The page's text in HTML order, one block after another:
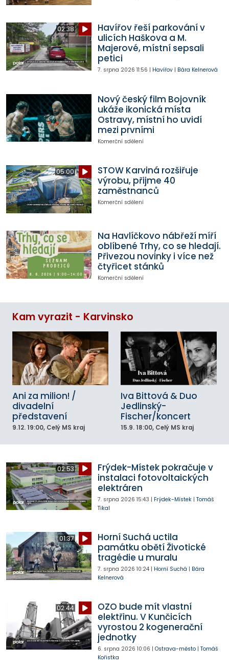
02:38
Havířov řeší parkování v
ulicích Haškova a M.
Majerové, místní sepsali
petici
7. srpna 2026 11:56 | Havířov| Bára Kelnerová
Nový český film Bojovník
ukáže ikonická místa
Ostravy, místní ho uvidí
mezi prvními
Komerční sdělení
05:00
STOW Karviná rozšiřuje
výrobu, přijme 40
zaměstnanců
Komerční sdělení
Na Havlíčkovo nábřeží míří
oblíbené Trhy, co se hledají.
Přivezou novinky i více než
čtyřicet stánků
Komerční sdělení
Kam vyrazit - Karvinsko
Ani za milion! /
divadelní
představení
9.12. 19:00, Celý MS kraj
Iva Bittová & Duo
Jedlinský-
Fischer/koncert
15.9. 18:00, Celý MS kraj
02:53
Frýdek-Místek pokračuje v
instalaci fotovoltaických
elektráren
7. srpna 2026 15:43 | Frýdek-Místek| Tomáš
Tikal
01:37
Horní Suchá uctila
památku obětí Životické
tragédie u muralu
7. srpna 2026 10:24| Horní Suchá | Bára
Kelnerová
02:44
OZO bude mít vlastní
elektřinu. V Kunčicích
vyrostou 2 kogenerační
jednotky
6. srpna 2026 10:06 | Ostrava-město| Tomáš
Kořistka